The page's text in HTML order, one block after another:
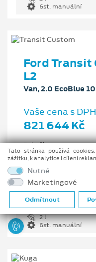
6st. manuální
Ford Transit
L2
Van, 2.0 EcoBlue
Vaše cena s DPH
821 644 Kč
Pobočka
Opava
1 226 335 Kč
Cenové zvýhodnění
404 691 Kč
2 l
6st. manuální
Tato stránka používá
zážitku, k analytice i cílení
Nutné
Marketingové
Odmítnout